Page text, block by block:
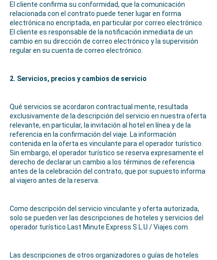
El cliente confirma su conformidad, que la comunicación
relacionada con el contrato puede tener lugar en forma
electrónica no encriptada, en particular por correo electrónico.
El cliente es responsable de la notificación inmediata de un
cambio en su dirección de correo electrónico y la supervisión
regular en su cuenta de correo electrónico.
2. Servicios, precios y cambios de servicio
Qué servicios se acordaron contractual mente, resultada
exclusivamente de la descripción del servicio en nuestra oferta
relevante, en particular, la invitación al hotel en línea y de la
referencia en la confirmación del viaje. La información
contenida en la oferta es vinculante para el operador turístico.
Sin embargo, el operador turístico se reserva expresamente el
derecho de declarar un cambio a los términos de referencia
antes de la celebración del contrato, que por supuesto informa
al viajero antes de la reserva.
Como descripción del servicio vinculante y oferta autorizada,
solo se pueden ver las descripciones de hoteles y servicios del
operador turístico Last Minute Express S.L.U / Viajes.com.
Las descripciones de otros organizadores o guías de hoteles